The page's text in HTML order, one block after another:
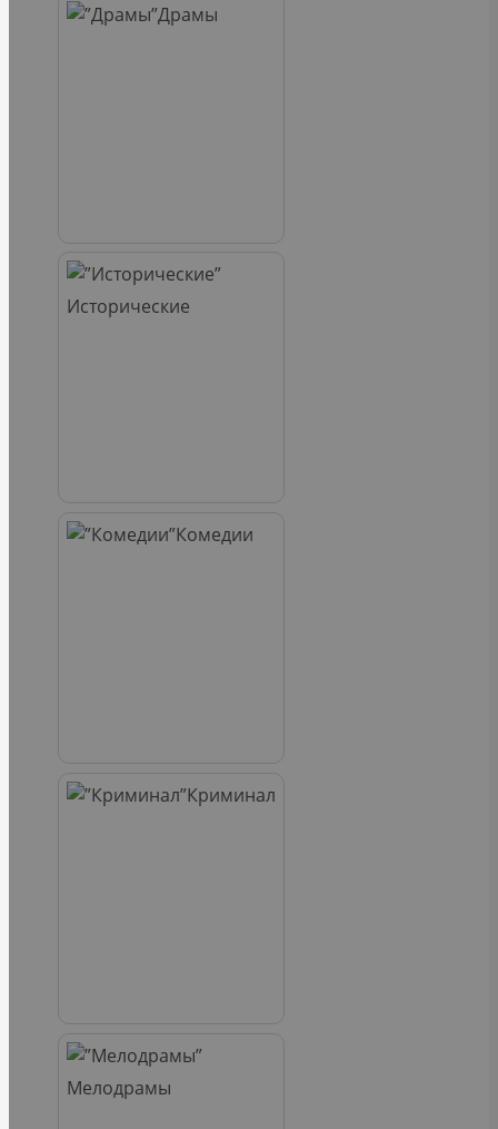
Драмы
Исторические
Комедии
Криминал
Мелодрамы